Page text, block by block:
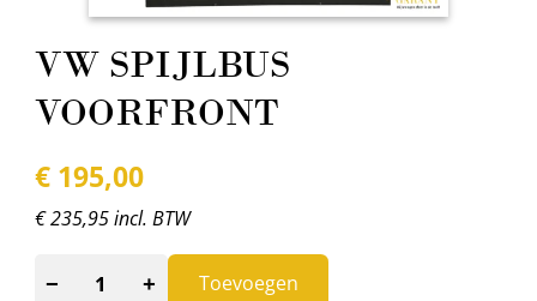
VW SPIJLBUS
VOORFRONT
€195,00
€ 235,95 incl. BTW
− + Toevoegen